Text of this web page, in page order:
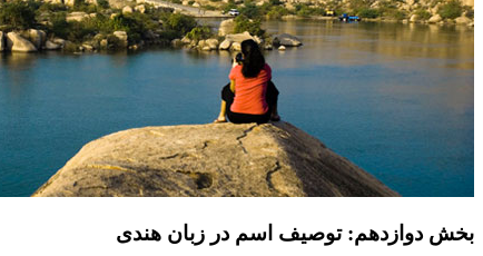
بخش دوازدهم: توصیف اسم در زبان هندی